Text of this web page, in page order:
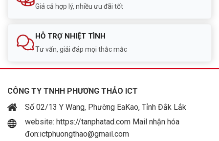
Giá cả hợp lý, nhiều ưu đãi tốt
HỖ TRỢ NHIỆT TÌNH
Tư vấn, giải đáp mọi thắc mắc
CÔNG TY TNHH PHƯƠNG THẢO ICT
Số 02/13 Y Wang, Phường EaKao, Tỉnh Đắk Lắk
website: https://tanphatad.com Mail nhận hóa
đơn:ictphuongthao@gmail.com